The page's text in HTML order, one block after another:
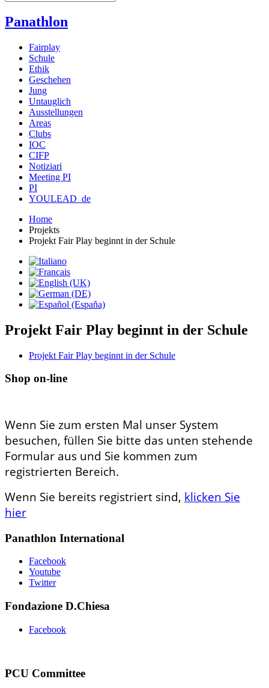
Panathlon
Fairplay
Schule
Ethik
Geschehen
Jung
Untauglich
Ausstellungen
Areas
Clubs
IOC
CIFP
Notiziari
Meeting PI
PI
YOULEAD_de
Home
Projekts
Projekt Fair Play beginnt in der Schule
Projekt Fair Play beginnt in der Schule
Projekt Fair Play beginnt in der Schule
Shop on-line
Wenn Sie zum ersten Mal unser System
besuchen, füllen Sie bitte das unten stehende
Formular aus und Sie kommen zum
registrierten Bereich.
Wenn Sie bereits registriert sind, klicken Sie
hier
Panathlon International
Facebook
Youtube
Twitter
Fondazione D.Chiesa
Facebook
PCU Committee